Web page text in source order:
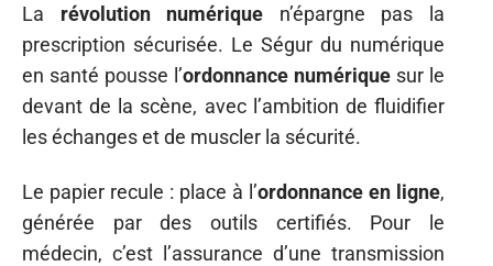
La révolution numérique n’épargne pas la
prescription sécurisée. Le Ségur du numérique
en santé pousse l’ordonnance numérique sur le
devant de la scène, avec l’ambition de fluidifier
les échanges et de muscler la sécurité.
Le papier recule : place à l’ordonnance en ligne,
générée par des outils certifiés. Pour le
médecin, c’est l’assurance d’une transmission